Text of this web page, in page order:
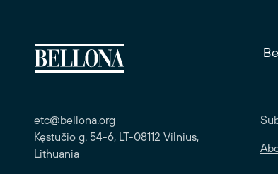
etc@bellona.org
Kęstučio g. 54-6, LT-08112 Vilnius,
Lithuania